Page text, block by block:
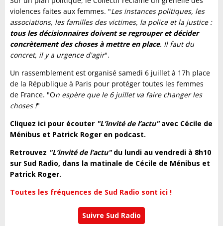
violences faites aux femmes. "Les instances politiques, les
associations, les familles des victimes, la police et la justice :
tous les décisionnaires doivent se regrouper et décider
concrètement des choses à mettre en place. Il faut du
concret, il y a urgence d'agir".
Un rassemblement est organisé samedi 6 juillet à 17h place
de la République à Paris pour protéger toutes les femmes
de France. "On espère que le 6 juillet va faire changer les
choses !"
Cliquez ici pour écouter "L’invité de l’actu"avec Cécile de
Ménibus et Patrick Roger en podcast.
Retrouvez "L’invité de l’actu"du lundi au vendredi à 8h10
sur Sud Radio, dans la matinale de Cécile de Ménibus et
Patrick Roger.
Toutes les fréquences de Sud Radio sont ici !
Suivre Sud Radio